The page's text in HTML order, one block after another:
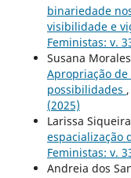
binariedade
visibilidade e
Feministas: v.
Susana
Apropriação
possibilidades ,
(2025)
Larissa
espacialização
Feministas: v.
Andreia dos